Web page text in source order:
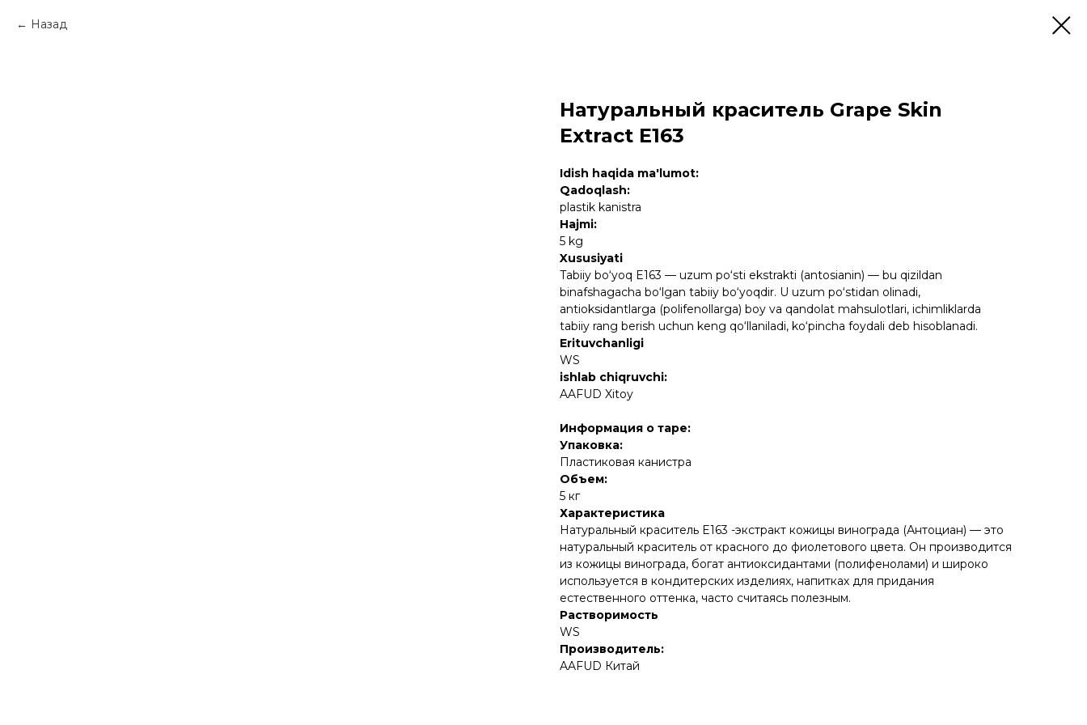
Назад
Натуральный краситель Grape Skin
Extract E163
Idish haqida ma'lumot:
Qadoqlash:
plastik kanistra
Hajmi:
5 kg
Xususiyati
Tabiiy bo‘yoq E163 — uzum po‘sti ekstrakti (antosianin) — bu qizildan
binafshagacha bo‘lgan tabiiy bo‘yoqdir. U uzum po‘stidan olinadi,
antioksidantlarga (polifenollarga) boy va qandolat mahsulotlari, ichimliklarda
tabiiy rang berish uchun keng qo‘llaniladi, ko‘pincha foydali deb hisoblanadi.
Erituvchanligi
WS
ishlab chiqruvchi:
AAFUD Xitoy
Информация о таре:
Упаковка:
Пластиковая канистра
Объем:
5 кг
Характеристика
Натуральный краситель E163 -экстракт кожицы винограда (Антоциан) — это
натуральный краситель от красного до фиолетового цвета. Он производится
из кожицы винограда, богат антиоксидантами (полифенолами) и широко
используется в кондитерских изделиях, напитках для придания
естественного оттенка, часто считаясь полезным.
Растворимость
WS
Производитель:
AAFUD Китай